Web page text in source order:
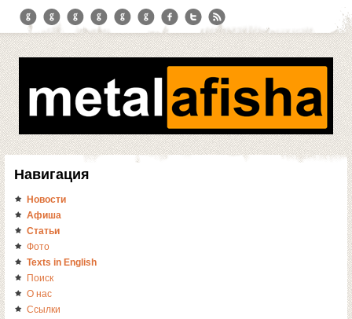
Навигация
Новости
Афиша
Статьи
Фото
Texts in English
Поиск
О нас
Ссылки